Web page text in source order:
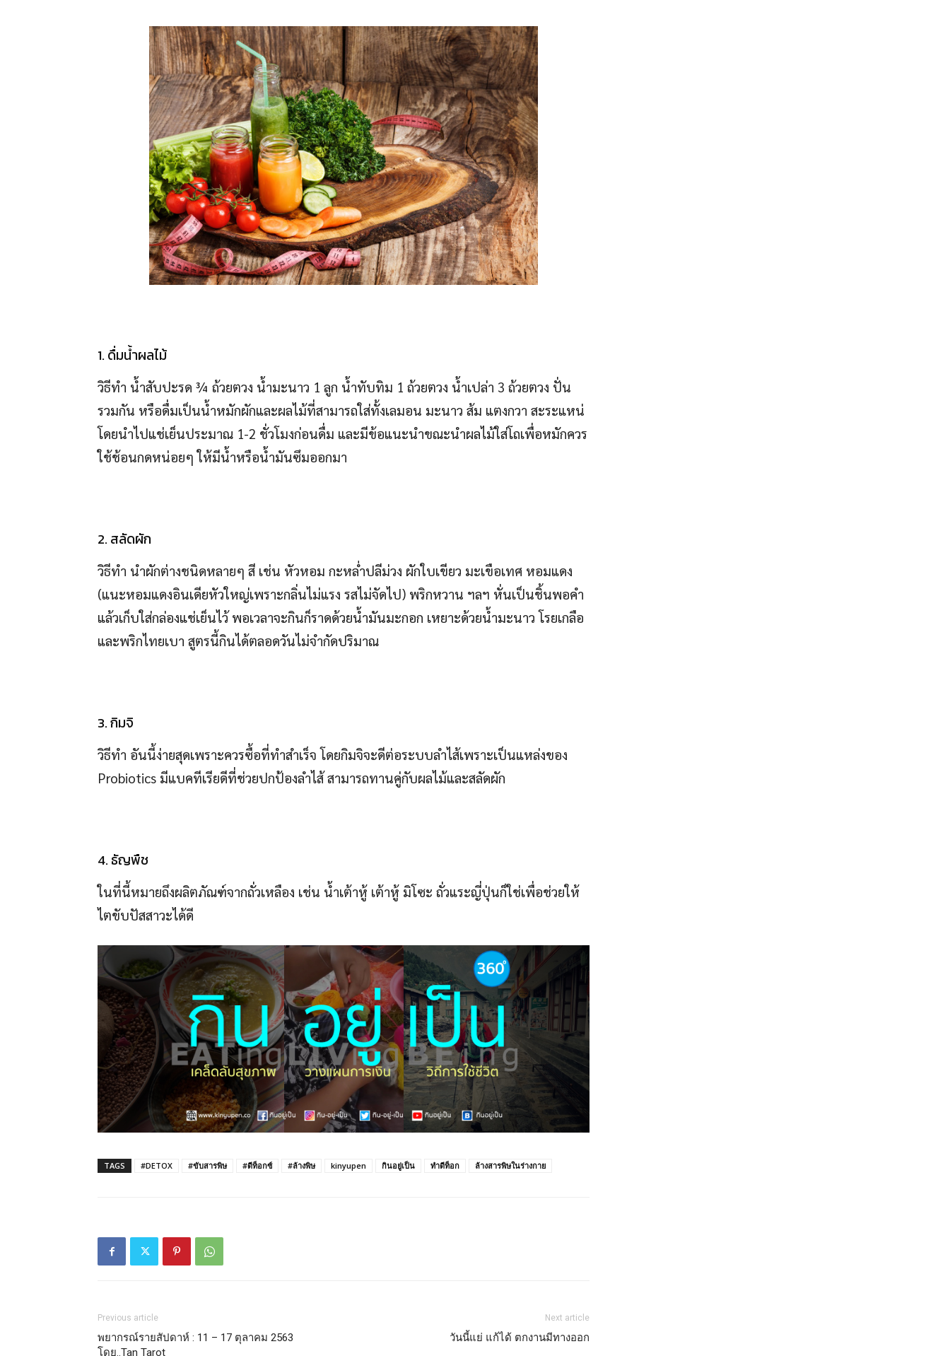
1. ดื่มน้ำผลไม้
วิธีทำ น้ำสับปะรด ¾ ถ้วยตวง น้ำมะนาว 1 ลูก น้ำทับทิม 1 ถ้วยตวง น้ำเปล่า 3 ถ้วยตวง ปั่น
รวมกัน หรือดื่มเป็นน้ำหมักผักและผลไม้ที่สามารถใส่ทั้งเลมอน มะนาว ส้ม แตงกวา สะระแหน่
โดยนำไปแช่เย็นประมาณ 1-2 ชั่วโมงก่อนดื่ม และมีข้อแนะนำขณะนำผลไม้ใส่โถเพื่อหมักควร
ใช้ช้อนกดหน่อยๆ ให้มีน้ำหรือน้ำมันซึมออกมา
2. สลัดผัก
วิธีทำ นำผักต่างชนิดหลายๆ สี เช่น หัวหอม กะหล่ำปลีม่วง ผักใบเขียว มะเขือเทศ หอมแดง
(แนะหอมแดงอินเดียหัวใหญ่เพราะกลิ่นไม่แรง รสไม่จัดไป) พริกหวาน ฯลฯ หั่นเป็นชิ้นพอคำ
แล้วเก็บใส่กล่องแช่เย็นไว้ พอเวลาจะกินก็ราดด้วยน้ำมันมะกอก เหยาะด้วยน้ำมะนาว โรยเกลือ
และพริกไทยเบา สูตรนี้กินได้ตลอดวันไม่จำกัดปริมาณ
3. กิมจิ
วิธีทำ อันนี้ง่ายสุดเพราะควรซื้อที่ทำสำเร็จ โดยกิมจิจะดีต่อระบบลำไส้เพราะเป็นแหล่งของ
Probiotics มีแบคทีเรียดีที่ช่วยปกป้องลำไส้ สามารถทานคู่กับผลไม้และสลัดผัก
4. ธัญพืช
ในที่นี้หมายถึงผลิตภัณฑ์จากถั่วเหลือง เช่น น้ำเต้าหู้ เต้าหู้ มิโซะ ถั่วแระญี่ปุ่นก็ใช่เพื่อช่วยให้
ไตขับปัสสาวะได้ดี
TAGS #DETOX #ขับสารพิษ #ดีท็อกซ์ #ล้างพิษ kinyupen กินอยู่เป็น ทำดีท็อก ล้างสารพิษในร่างกาย
Previous article
พยากรณ์รายสัปดาห์ : 11 – 17 ตุลาคม 2563
โดย..Tan Tarot
Next article
วันนี้แย่ แก้ได้ ตกงานมีทางออก